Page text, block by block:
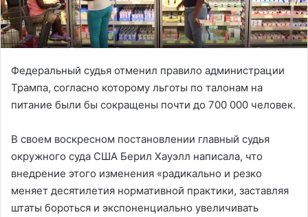
Федеральный судья отменил правило администрации
Трампа, согласно которому льготы по талонам на
питание были бы сокращены почти до 700 000 человек.
В своем воскресном постановлении главный судья
окружного суда США Берил Хауэлл написала, что
внедрение этого изменения «радикально и резко
меняет десятилетия нормативной практики, заставляя
штаты бороться и экспоненциально увеличивать